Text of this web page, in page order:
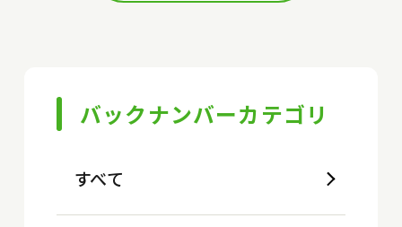
バックナンバーカテゴリ
すべて